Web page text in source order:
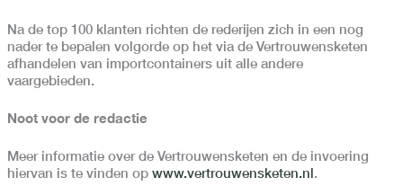
Na de top 100 klanten richten de rederijen zich in een nog
nader te bepalen volgorde op het via de Vertrouwensketen
afhandelen van importcontainers uit alle andere
vaargebieden.
Noot voor de redactie
Meer informatie over de Vertrouwensketen en de invoering
hiervan is te vinden op www.vertrouwensketen.nl.